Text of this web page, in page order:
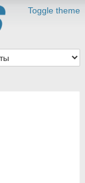
Toggle theme